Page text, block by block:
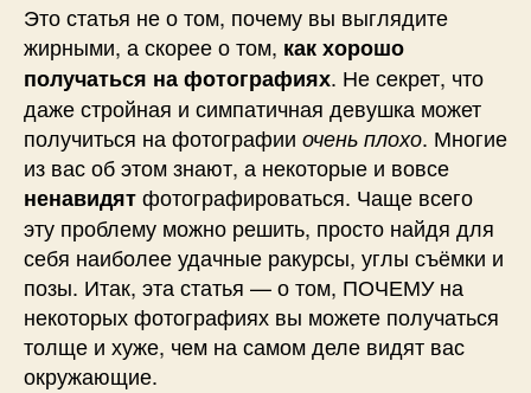
Это статья не о том, почему вы выглядите
жирными, а скорее о том, как хорошо
получаться на фотографиях. Не секрет, что
даже стройная и симпатичная девушка может
получиться на фотографии очень плохо. Многие
из вас об этом знают, а некоторые и вовсе
ненавидятфотографироваться. Чаще всего
эту проблему можно решить, просто найдя для
себя наиболее удачные ракурсы, углы съёмки и
позы. Итак, эта статья — о том, ПОЧЕМУ на
некоторых фотографиях вы можете получаться
толще и хуже, чем на самом деле видят вас
окружающие.